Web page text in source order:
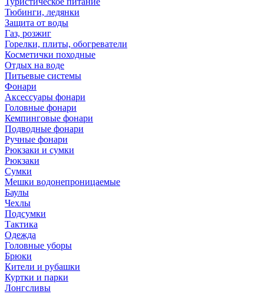
Тюбинги, ледянки
Защита от воды
Газ, розжиг
Горелки, плиты, обогреватели
Косметички походные
Отдых на воде
Питьевые системы
Фонари
Аксессуары фонари
Головные фонари
Кемпинговые фонари
Подводные фонари
Ручные фонари
Рюкзаки и сумки
Рюкзаки
Сумки
Мешки водонепроницаемые
Баулы
Чехлы
Подсумки
Тактика
Одежда
Головные уборы
Брюки
Кители и рубашки
Куртки и парки
Лонгсливы